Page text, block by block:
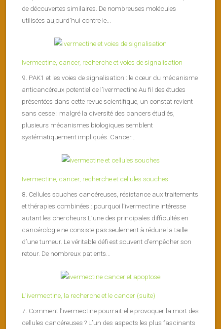
de découvertes similaires. De nombreuses molécules
utilisées aujourd’hui contre le...
Ivermectine, cancer, recherche et voies de signalisation
9. PAK1 et les voies de signalisation : le cœur du mécanisme
anticancéreux potentiel de l’ivermectine Au fil des études
présentées dans cette revue scientifique, un constat revient
sans cesse : malgré la diversité des cancers étudiés,
plusieurs mécanismes biologiques semblent
systématiquement impliqués. Cancer...
Ivermectine, cancer, recherche et cellules souches
8. Cellules souches cancéreuses, résistance aux traitements
et thérapies combinées : pourquoi l’ivermectine intéresse
autant les chercheurs L’une des principales difficultés en
cancérologie ne consiste pas seulement à réduire la taille
d’une tumeur. Le véritable défi est souvent d’empêcher son
retour. De nombreux patients...
L’ivermectine, la recherche et le cancer (suite)
7. Comment l’ivermectine pourrait-elle provoquer la mort des
cellules cancéreuses ? L’un des aspects les plus fascinants